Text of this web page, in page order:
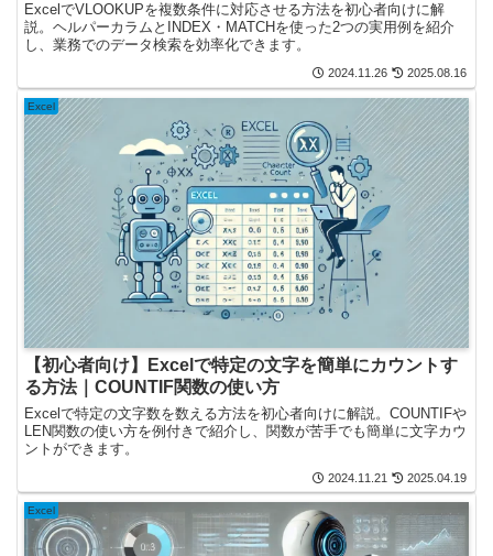
ExcelでVLOOKUPを複数条件に対応させる方法を初心者向けに解
説。ヘルパーカラムとINDEX・MATCHを使った2つの実用例を紹介
し、業務でのデータ検索を効率化できます。
2024.11.26 2025.08.16
Excel
【初心者向け】Excelで特定の文字を簡単にカウントす
る方法｜COUNTIF関数の使い方
Excelで特定の文字数を数える方法を初心者向けに解説。COUNTIFや
LEN関数の使い方を例付きで紹介し、関数が苦手でも簡単に文字カウ
ントができます。
2024.11.21 2025.04.19
Excel